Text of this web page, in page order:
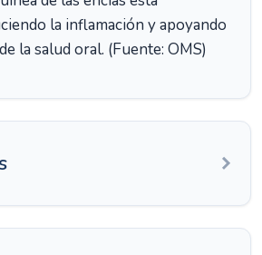
la inflamación y apoyando
la salud oral. (Fuente: OMS)